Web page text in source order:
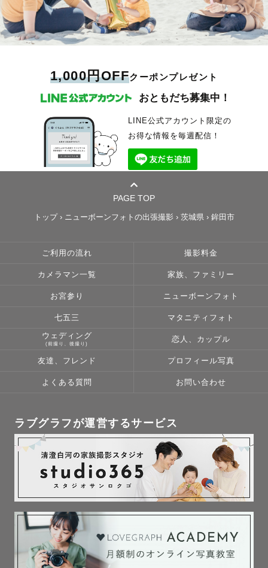
1,000円OFFクーポンプレゼント
おともだち募集中！
LINE公式アカウント限定の
お得な情報を毎週配信！
PAGE TOP
トップ› ニューボーンフォトの出張撮影 › 茨城県› 鉾田市
ご利用の流れ 撮影料金
カメラマン一覧 家族、ファミリー
お宮参り ニューボーンフォト
七五三 マタニティフォト
ウェディング
(前撮り、後撮り)
恋人、カップル
友達、フレンド プロフィール写真
よくある質問 お問い合わせ
ラブグラフが運営するサービス